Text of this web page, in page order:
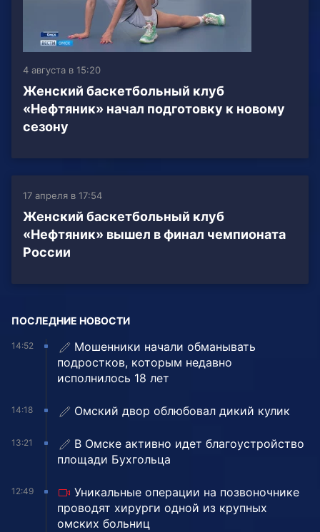
4 августа в 15:20
Женский баскетбольный клуб
«Нефтяник» начал подготовку к новому
сезону
17 апреля в 17:54
Женский баскетбольный клуб
«Нефтяник» вышел в финал чемпионата
России
ПОСЛЕДНИЕ НОВОСТИ
14:52
Мошенники начали обманывать
подростков, которым недавно
исполнилось 18 лет
14:18 Омский двор облюбовал дикий кулик
13:21
В Омске активно идет благоустройство
площади Бухгольца
12:49
Уникальные операции на позвоночнике
проводят хирурги одной из крупных
омских больниц